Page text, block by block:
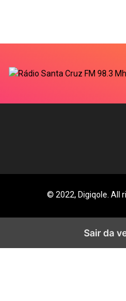
© 2022, Digiqole. All
Sair da